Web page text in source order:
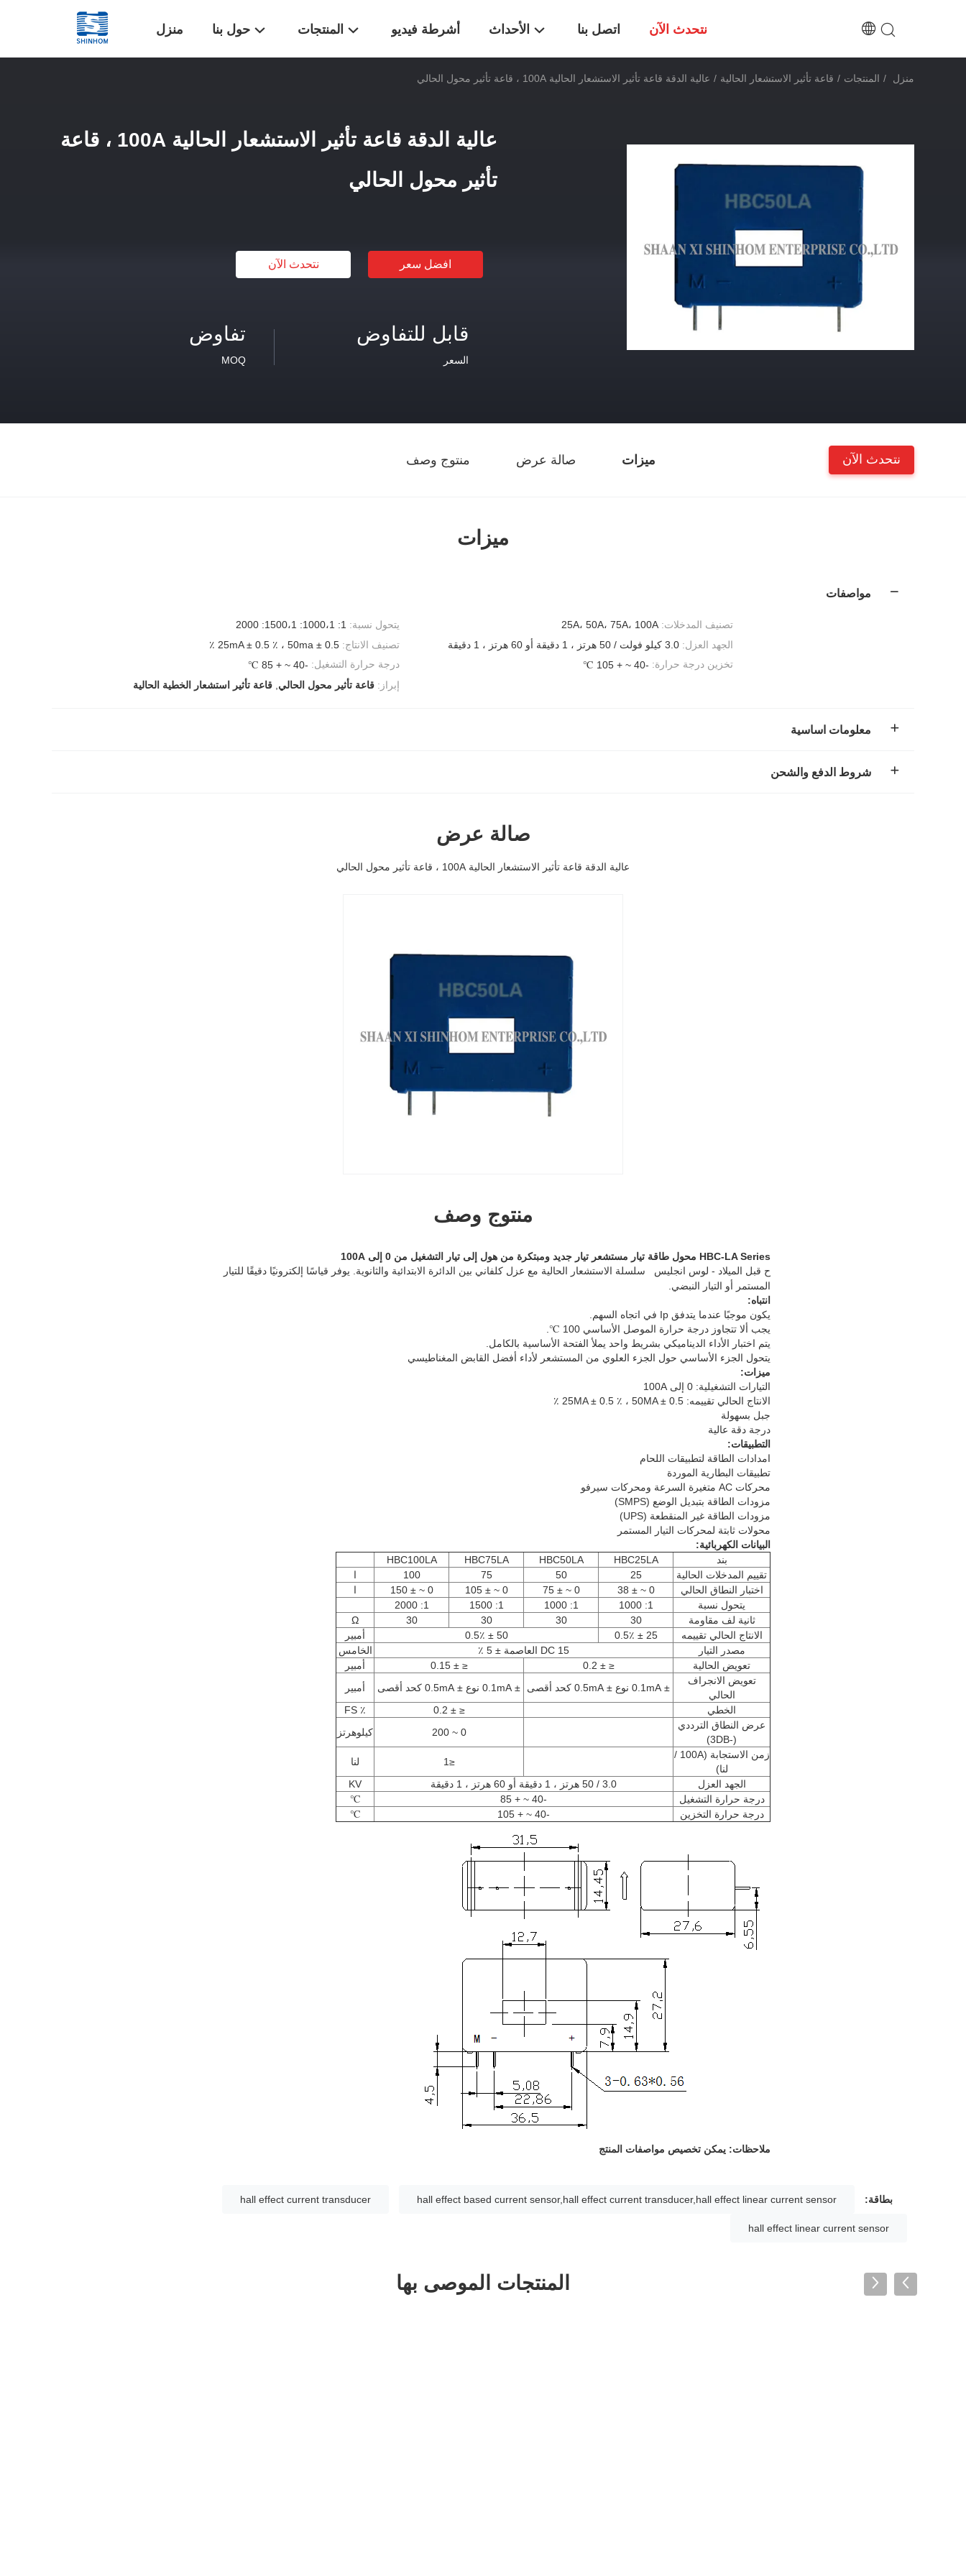
منزل حول بنا المنتجات أشرطة فيديو الأحداث اتصل بنا نتحدث الآن
منزل / المنتجات / قاعة تأثير الاستشعار الحالية / عالية الدقة قاعة تأثير الاستشعار الحالية 100A ، قاعة تأثير محول الحالي
عالية الدقة قاعة تأثير الاستشعار الحالية 100A ، قاعة
تأثير محول الحالي
افضل سعر نتحدث الآن
تفاوض
MOQ
قابل للتفاوض
السعر
ميزات صالة عرض منتوج وصف نتحدث الآن
ميزات
مواصفات
يتحول نسبة: 1: 1000،1: 1500،1: 2000 تصنيف المدخلات: 25A، 50A، 75A، 100A
تصنيف الانتاج: 25mA ± 0.5 ٪ ، 50ma ± 0.5 ٪ الجهد العزل: 3.0 كيلو فولت / 50 هرتز ، 1 دقيقة أو 60 هرتز ، 1 دقيقة
درجة حرارة التشغيل: -40 ~ + 85 ℃ تخزين درجة حرارة: -40 ~ + 105 ℃
إبراز: قاعة تأثير محول الحالي قاعة تأثير استشعار الخطية الحالية
معلومات اساسية
شروط الدفع والشحن
صالة عرض
عالية الدقة قاعة تأثير الاستشعار الحالية 100A ، قاعة تأثير محول الحالي
منتوج وصف
HBC-LA Series محول طاقة تيار مستشعر تيار جديد ومبتكرة من هول إلى تيار التشغيل من 0 إلى 100A
ح قبل الميلاد - لوس انجليس سلسلة الاستشعار الحالية مع عزل كلفاني بين الدائرة الابتدائية والثانوية.
يوفر قياسًا إلكترونيًا دقيقًا للتيار
المستمر أو التيار النبضي.
انتباه:
يكون موجبًا عندما يتدفق Ip في اتجاه السهم.
يجب ألا تتجاوز درجة حرارة الموصل الأساسي 100 ℃.
يتم اختبار الأداء الديناميكي بشريط واحد يملأ الفتحة الأساسية بالكامل.
يتحول الجزء الأساسي حول الجزء العلوي من المستشعر لأداء أفضل القابض المغناطيسي
ميزات:
التيارات التشغيلية: 0 إلى 100A
الانتاج الحالي تقييمه: 25MA ± 0.5 ٪ ، 50MA ± 0.5 ٪
جبل بسهولة
درجة دقة عالية
التطبيقات:
امدادات الطاقة لتطبيقات اللحام
تطبيقات البطارية الموردة
محركات AC متغيرة السرعة ومحركات سيرفو
مزودات الطاقة بتبديل الوضع (SMPS)
مزودات الطاقة غير المنقطعة (UPS)
محولات ثابتة لمحركات التيار المستمر
البيانات الكهربائية:
بند
HBC25LA
HBC50LA
HBC75LA
HBC100LA
تقييم المدخلات الحالية
25
50
75
100
ا
اختبار النطاق الحالي
0 ~ ± 38
0 ~ ± 75
0 ~ ± 105
0 ~ ± 150
ا
يتحول نسبة
1: 1000
1: 1000
1: 1500
1: 2000
ثانية لف مقاومة
30
30
30
30
Ω
الانتاج الحالي تقييمه
25 ± 0.5٪ 50 ± 0.5٪
أمبير
مصدر التيار
DC 15 العاصمة ± 5 ٪
الخامس
تعويض الحالية
≤ ± 0.2
≤ ± 0.15
أمبير
تعويض الانجراف
الحالي
± 0.1mA نوع ± 0.5mA كحد أقصى ± 0.1mA نوع ± 0.5mA كحد أقصى
أمبير
الخطي
≤ ± 0.2
٪ FS
عرض النطاق الترددي
(-3DB)
0 ~ 200
كيلوهرتز
زمن الاستجابة (100A /
لنا)
≤1
لنا
الجهد العزل
3.0 / 50 هرتز ، 1 دقيقة أو 60 هرتز ، 1 دقيقة
KV
درجة حرارة التشغيل
-40 ~ + 85
℃
درجة حرارة التخزين
-40 ~ + 105
℃
ملاحظات: يمكن تخصيص مواصفات المنتج
بطاقة: hall effect based current sensor,hall effect current transducer,hall effect linear current sensor
hall effect current transducer
hall effect linear current sensor
المنتجات الموصى بها